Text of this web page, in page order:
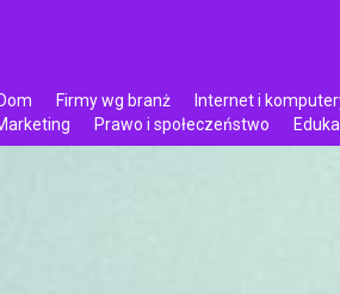
Firmy wg branż Internet i
Prawo i społeczeństwo